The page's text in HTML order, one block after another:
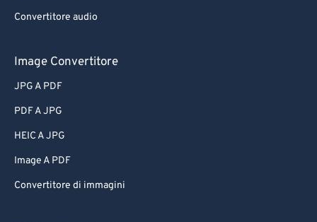
Convertitore audio
Image Convertitore
JPG A PDF
PDF A JPG
HEIC A JPG
Image A PDF
Convertitore di immagini